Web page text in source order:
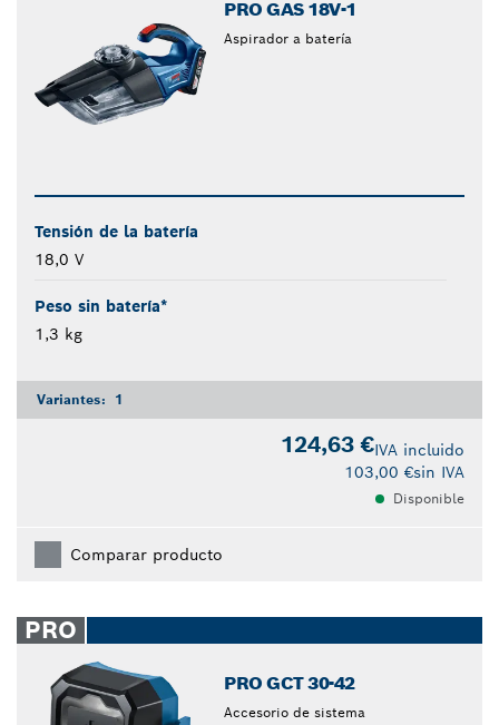
PRO GAS 18V-1
Aspirador a batería
Tensión de la batería
18,0 V
Peso sin batería*
1,3 kg
Variantes: 1
124,63 €IVA incluido
103,00 €sin IVA
Disponible
Comparar producto
PRO
PRO GCT 30-42
Accesorio de sistema